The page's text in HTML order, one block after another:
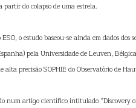
do colapso de uma estrela.
o estudo baseou-se ainda em dados dos
pela Universidade de Leuven,
alta precisão SOPHIE do Observatório de
num artigo científico intitulado “Discovery